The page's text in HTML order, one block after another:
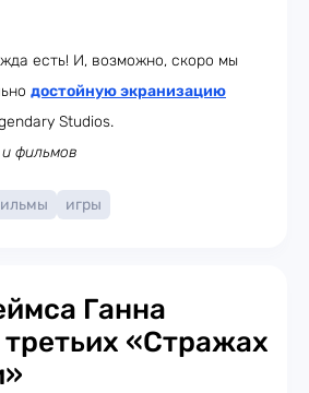
есть! И, возможно, скоро мы
достойную экранизацию
Studios.
фильмов
игры
Ганна
третьих «Стражах